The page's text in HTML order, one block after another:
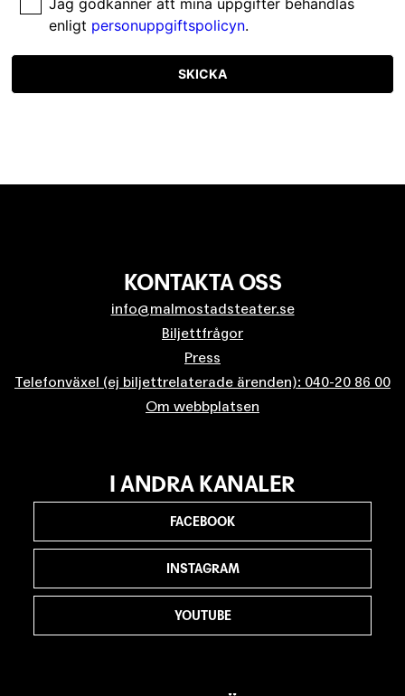
Jag godkänner att mina uppgifter behandlas
enligt personuppgiftspolicyn.
SKICKA
KONTAKTA OSS
info@malmostadsteater.se
Biljettfrågor
Press
Telefonväxel (ej biljettrelaterade ärenden): 040-20 86 00
Om webbplatsen
I ANDRA KANALER
FACEBOOK
INSTAGRAM
YOUTUBE